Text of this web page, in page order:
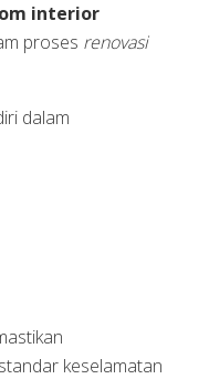
interior
proses renovasi
dalam
keselamatan